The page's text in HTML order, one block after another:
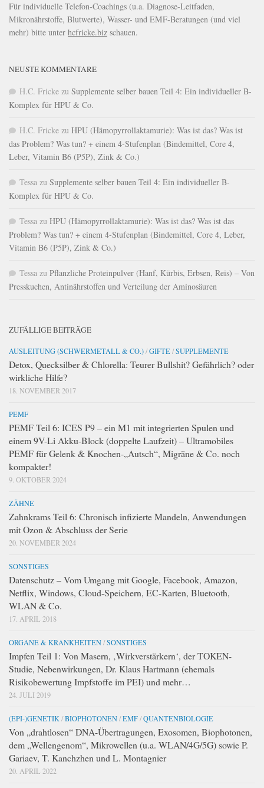
Für individuelle Telefon-Coachings (u.a. Diagnose-Leitfaden,
Mikronährstoffe, Blutwerte), Wasser- und EMF-Beratungen (und viel
mehr) bitte unter hcfricke.biz schauen.
NEUSTE KOMMENTARE
H.C. Fricke zu Supplemente selber bauen Teil 4: Ein individueller B-
Komplex für HPU & Co.
H.C. Fricke zu HPU (Hämopyrrollaktamurie): Was ist das? Was ist
das Problem? Was tun? + einem 4-Stufenplan (Bindemittel, Core 4,
Leber, Vitamin B6 (P5P), Zink & Co.)
Tessa zu Supplemente selber bauen Teil 4: Ein individueller B-
Komplex für HPU & Co.
Tessa zu HPU (Hämopyrrollaktamurie): Was ist das? Was ist das
Problem? Was tun? + einem 4-Stufenplan (Bindemittel, Core 4, Leber,
Vitamin B6 (P5P), Zink & Co.)
Tessa zu Pflanzliche Proteinpulver (Hanf, Kürbis, Erbsen, Reis) – Von
Presskuchen, Antinährstoffen und Verteilung der Aminosäuren
ZUFÄLLIGE BEITRÄGE
AUSLEITUNG (SCHWERMETALL & CO.)/GIFTE/SUPPLEMENTE
Detox, Quecksilber & Chlorella: Teurer Bullshit? Gefährlich? oder
wirkliche Hilfe?
18. NOVEMBER 2017
PEMF
PEMF Teil 6: ICES P9 – ein M1 mit integrierten Spulen und
einem 9V-Li Akku-Block (doppelte Laufzeit) – Ultramobiles
PEMF für Gelenk & Knochen-„Autsch“, Migräne & Co. noch
kompakter!
9. OKTOBER 2024
ZÄHNE
Zahnkrams Teil 6: Chronisch infizierte Mandeln, Anwendungen
mit Ozon & Abschluss der Serie
20. NOVEMBER 2024
SONSTIGES
Datenschutz – Vom Umgang mit Google, Facebook, Amazon,
Netflix, Windows, Cloud-Speichern, EC-Karten, Bluetooth,
WLAN & Co.
17. APRIL 2018
ORGANE & KRANKHEITEN/SONSTIGES
Impfen Teil 1: Von Masern, ‚Wirkverstärkern‘, der TOKEN-
Studie, Nebenwirkungen, Dr. Klaus Hartmann (ehemals
Risikobewertung Impfstoffe im PEI) und mehr…
24. JULI 2019
(EPI-)GENETIK /BIOPHOTONEN/EMF/QUANTENBIOLOGIE
Von „drahtlosen“ DNA-Übertragungen, Exosomen, Biophotonen,
dem „Wellengenom“, Mikrowellen (u.a. WLAN/4G/5G) sowie P.
Gariaev, T. Kanchzhen und L. Montagnier
20. APRIL 2022